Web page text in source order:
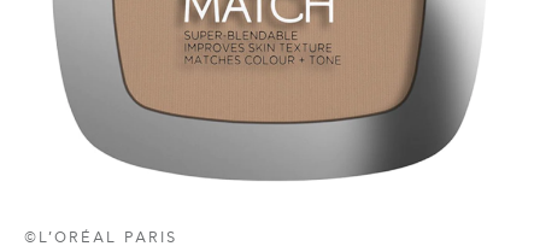
©L’ORÉAL PARIS